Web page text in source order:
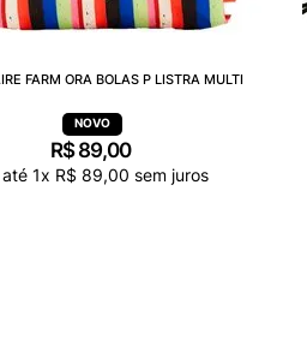
FARM ORA BOLAS P LISTRA MULTI
R$89,00
até 1x R$ 89,00 sem juros